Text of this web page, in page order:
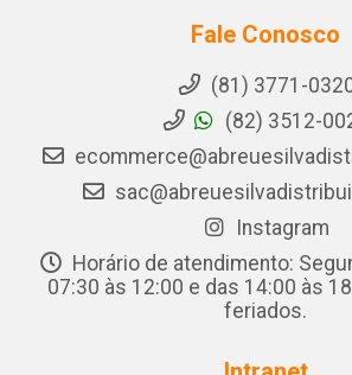
Fale Conosco
(81) 3771-
(82) 3512-
Instagram
Horário de atendimento:
07:30 às 12:00 e das 14:00 às
feriados.